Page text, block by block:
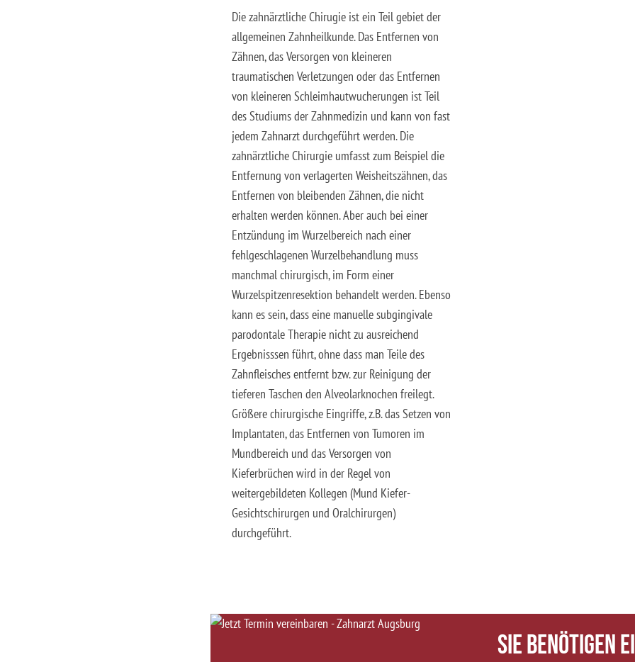
Die zahnärztliche Chirugie ist ein Teil gebiet der
allgemeinen Zahnheilkunde. Das Entfernen von
Zähnen, das Versorgen von kleineren
traumatischen Verletzungen oder das Entfernen
von kleineren Schleimhautwucherungen ist Teil
des Studiums der Zahnmedizin und kann von fast
jedem Zahnarzt durchgeführt werden. Die
zahnärztliche Chirurgie umfasst zum Beispiel die
Entfernung von verlagerten Weisheitszähnen, das
Entfernen von bleibenden Zähnen, die nicht
erhalten werden können. Aber auch bei einer
Entzündung im Wurzelbereich nach einer
fehlgeschlagenen Wurzelbehandlung muss
manchmal chirurgisch, im Form einer
Wurzelspitzenresektion behandelt werden. Ebenso
kann es sein, dass eine manuelle subgingivale
parodontale Therapie nicht zu ausreichend
Ergebnisssen führt, ohne dass man Teile des
Zahnfleisches entfernt bzw. zur Reinigung der
tieferen Taschen den Alveolarknochen freilegt.
Größere chirurgische Eingriffe, z.B. das Setzen von
Implantaten, das Entfernen von Tumoren im
Mundbereich und das Versorgen von
Kieferbrüchen wird in der Regel von
weitergebildeten Kollegen (Mund Kiefer-
Gesichtschirurgen und Oralchirurgen)
durchgeführt.
Sie benötigen